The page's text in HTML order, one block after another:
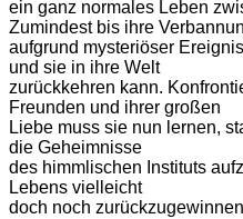
ein ganz normales Leben
Zumindest bis ihre
aufgrund mysteriöser
und sie in ihre Welt
zurückkehren kann.
Freunden und ihrer großen
Liebe muss sie nun lernen,
die Geheimnisse
des himmlischen Instituts
Lebens vielleicht
doch noch